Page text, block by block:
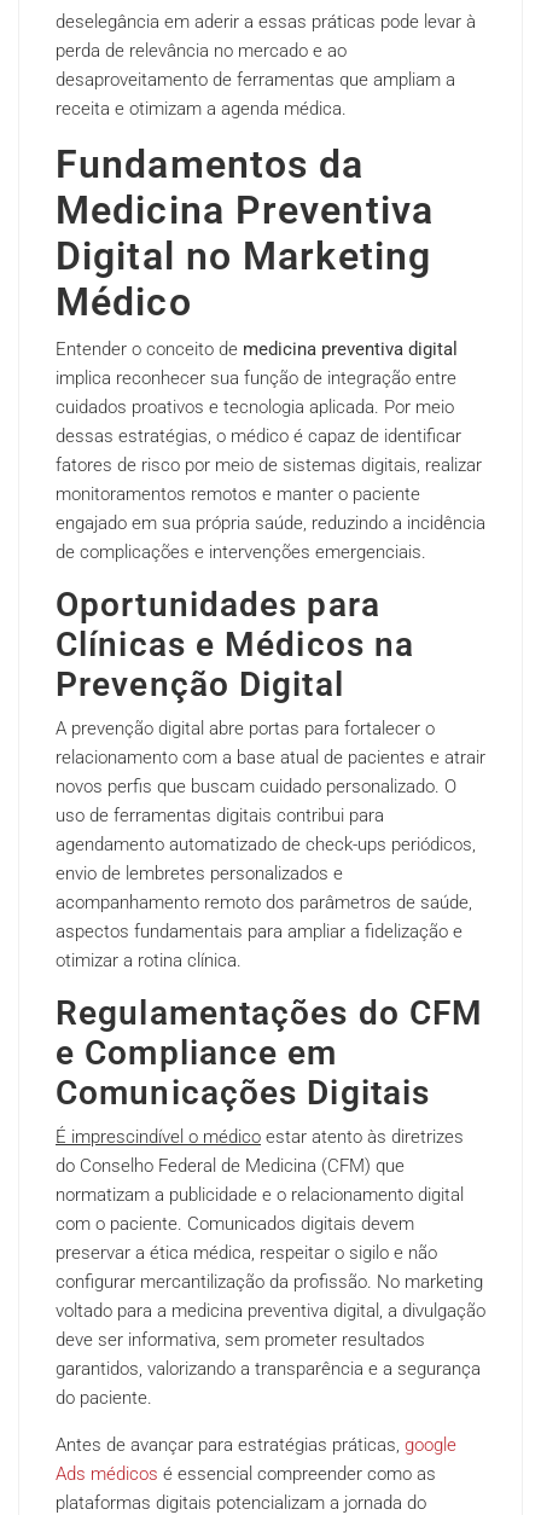
deselegância em aderir a essas práticas pode levar à
perda de relevância no mercado e ao
desaproveitamento de ferramentas que ampliam a
receita e otimizam a agenda médica.
Fundamentos da
Medicina Preventiva
Digital no Marketing
Médico
Entender o conceito de medicina preventiva digital
implica reconhecer sua função de integração entre
cuidados proativos e tecnologia aplicada. Por meio
dessas estratégias, o médico é capaz de identificar
fatores de risco por meio de sistemas digitais, realizar
monitoramentos remotos e manter o paciente
engajado em sua própria saúde, reduzindo a incidência
de complicações e intervenções emergenciais.
Oportunidades para
Clínicas e Médicos na
Prevenção Digital
A prevenção digital abre portas para fortalecer o
relacionamento com a base atual de pacientes e atrair
novos perfis que buscam cuidado personalizado. O
uso de ferramentas digitais contribui para
agendamento automatizado de check-ups periódicos,
envio de lembretes personalizados e
acompanhamento remoto dos parâmetros de saúde,
aspectos fundamentais para ampliar a fidelização e
otimizar a rotina clínica.
Regulamentações do CFM
e Compliance em
Comunicações Digitais
É imprescindível o médico estar atento às diretrizes
do Conselho Federal de Medicina (CFM) que
normatizam a publicidade e o relacionamento digital
com o paciente. Comunicados digitais devem
preservar a ética médica, respeitar o sigilo e não
configurar mercantilização da profissão. No marketing
voltado para a medicina preventiva digital, a divulgação
deve ser informativa, sem prometer resultados
garantidos, valorizando a transparência e a segurança
do paciente.
Antes de avançar para estratégias práticas, google
Ads médicos é essencial compreender como as
plataformas digitais potencializam a jornada do